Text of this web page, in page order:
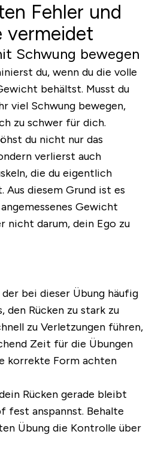
Fehler und
vermeidet
Schwung bewegen
du, wenn du die volle
behältst. Musst du
viel Schwung bewegen,
zu schwer für dich.
du nicht nur das
verlierst auch
die du eigentlich
Aus diesem Grund ist es
Gewicht
nicht darum, dein Ego zu
bei dieser Übung häufig
den Rücken zu stark zu
zu Verletzungen führen,
Zeit für die Übungen
korrekte Form achten
Rücken gerade bleibt
fest anspannst. Behalte
Übung die Kontrolle über